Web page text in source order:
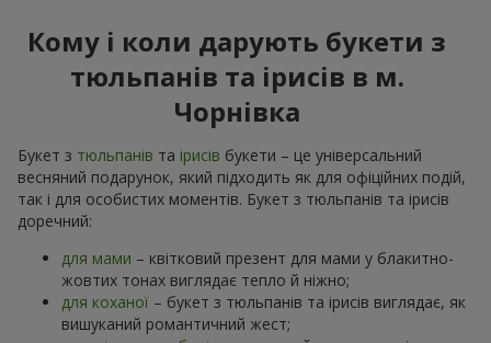
Кому і коли дарують букети з
тюльпанів та ірисів в м.
Чорнівка
Букет з тюльпанів та ірисів букети – це універсальний
весняний подарунок, який підходить як для офіційних подій,
так і для особистих моментів. Букет з тюльпанів та ірисів
доречний:
для мами – квітковий презент для мами у блакитно-
жовтих тонах виглядає тепло й ніжно;
для коханої – букет з тюльпанів та ірисів виглядає, як
вишуканий романтичний жест;